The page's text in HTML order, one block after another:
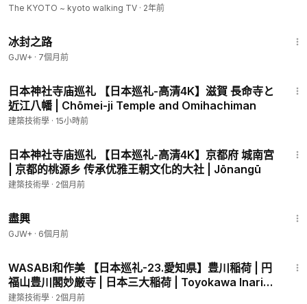
The KYOTO ~ kyoto walking TV · 2年前
冰封之路
GJW+ · 7個月前
日本神社寺庙巡礼 【日本巡礼-高清4K】滋賀 長命寺と
近江八幡 | Chōmei-ji Temple and Omihachiman
建築技術學 · 15小時前
日本神社寺庙巡礼 【日本巡礼-高清4K】京都府 城南宮
| 京都的桃源乡 传承优雅王朝文化的大社 | Jōnangū
建築技術學 · 2個月前
盡興
GJW+ · 6個月前
WASABI和作美 【日本巡礼-23.愛知県】豊川稲荷 | 円
福山豊川閣妙厳寺 | 日本三大稲荷 | Toyokawa Inari
Temple
建築技術學 · 2個月前